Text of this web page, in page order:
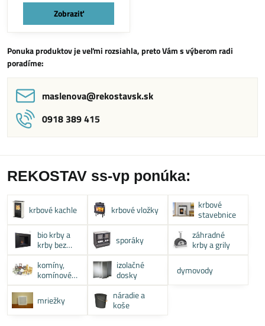
Zobraziť
Ponuka produktov je veľmi rozsiahla, preto Vám s výberom radi
poradíme:
maslenova​@rekostavsk​.sk
0918 389 415
REKOSTAV ss-vp ponúka:
krbové kachle krbové vložky
krbové
stavebnice
bio krby a
krby bez
komína
sporáky
záhradné
krby a grily
komíny,
komínové
systémy
izolačné
dosky
dymovody
mriežky
náradie a
koše